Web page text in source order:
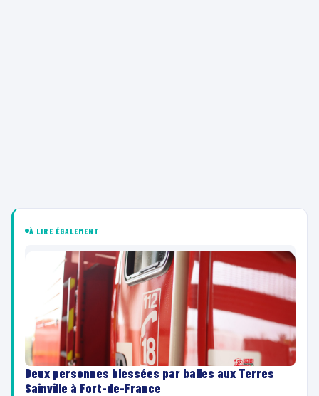
À LIRE ÉGALEMENT
Deux personnes blessées par balles aux Terres
Sainville à Fort-de-France